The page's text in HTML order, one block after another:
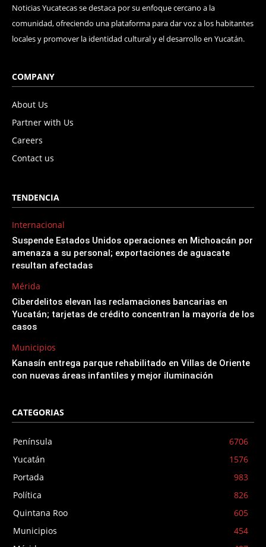
Noticias Yucatecas se destaca por su enfoque cercano a la
comunidad, ofreciendo una plataforma para dar voz a los habitantes
locales y promover la identidad cultural y el desarrollo en Yucatán.
COMPANY
About Us
Partner with Us
Careers
Contact us
TENDENCIA
Internacional
Suspende Estados Unidos operaciones en Michoacán por
amenaza a su personal; exportaciones de aguacate
resultan afectadas
Mérida
Ciberdelitos elevan las reclamaciones bancarias en
Yucatán; tarjetas de crédito concentran la mayoría de los
casos
Municipios
Kanasín entrega parque rehabilitado en Villas de Oriente
con nuevas áreas infantiles y mejor iluminación
CATEGORIAS
Península
6706
Yucatán
1576
Portada
983
Política
826
Quintana Roo
605
Municipios
454